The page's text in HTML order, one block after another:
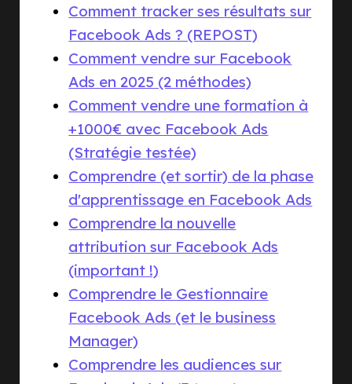
Comment tracker ses résultats sur
Facebook Ads ? (REPOST)
Comment vendre sur Facebook
Ads en 2025 (2 méthodes)
Comment vendre une formation à
+1000€ avec Facebook Ads
(Stratégie testée)
Comprendre (et sortir) de la phase
d'apprentissage en Facebook Ads
Comprendre la nouvelle
attribution sur Facebook Ads
(important !)
Comprendre le Gestionnaire
Facebook Ads (et le business
Manager)
Comprendre les audiences sur